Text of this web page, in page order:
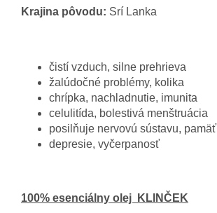
Krajina pôvodu: Srí Lanka
čistí vzduch, silne prehrieva
žalúdočné problémy, kolika
chrípka, nachladnutie, imunita
celulitída, bolestivá menštruácia
posilňuje nervovú sústavu, pamäť
depresie, vyčerpanosť
100% esenciálny olej KLINČEK